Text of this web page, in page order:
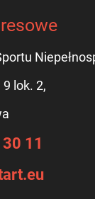
lok. 2,
11